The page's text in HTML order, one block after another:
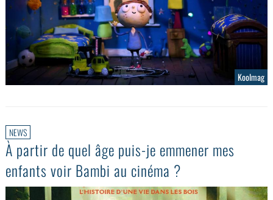
Koolmag
NEWS
À partir de quel âge puis-je emmener mes
enfants voir Bambi au cinéma ?